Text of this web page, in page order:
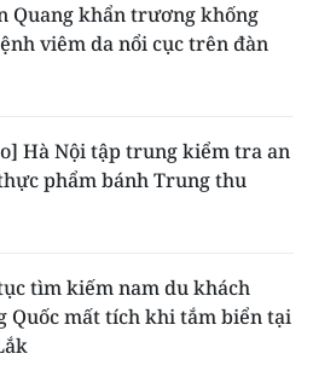
Quang khẩn trương khống
viêm da nổi cục trên đàn
Hà Nội tập trung kiểm tra an
phẩm bánh Trung thu
tìm kiếm nam du khách
Quốc mất tích khi tắm biển tại